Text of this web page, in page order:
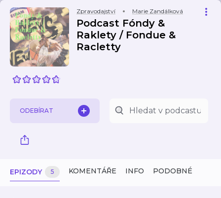
Zpravodajství Marie Zandálková
Podcast Fóndy &
Raklety / Fondue &
Racletty
ODEBÍRAT
EPIZODY 5 KOMENTÁŘE INFO PODOBNÉ